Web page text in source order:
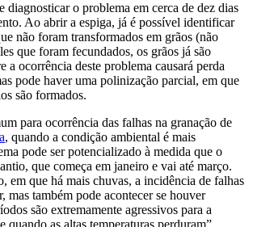
diagnosticar o problema em cerca de dez dias
Ao abrir a espiga, já é possível identificar
não foram transformados em grãos (não
que foram fecundados, os grãos já são
a ocorrência deste problema causará perda
pode haver uma polinização parcial, em que
são formados.
para ocorrência das falhas na granação de
, quando a condição ambiental é mais
pode ser potencializado à medida que o
que começa em janeiro e vai até março.
em que há mais chuvas, a incidência de falhas
mas também pode acontecer se houver
são extremamente agressivos para a